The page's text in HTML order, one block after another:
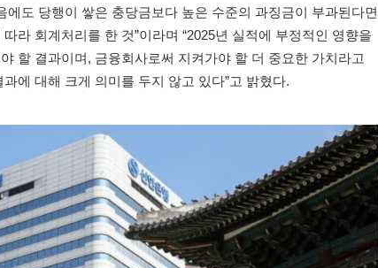
에도 당행이 쌓은 충당금보다 높은 수준의 과징금이 부과된다면
라 회계처리를 한 것”이라며 “2025년 실적에 부정적인 영향을
할 결과이며, 금융회사로써 지켜가야 할 더 중요한 가치라고
에 대해 크게 의미를 두지 않고 있다”고 밝혔다.